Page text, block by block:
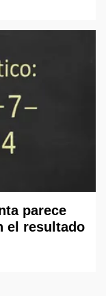
parece
el resultado